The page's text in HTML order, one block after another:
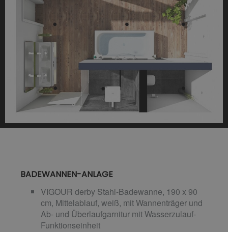
BADEWANNEN-ANLAGE
VIGOUR derby Stahl-Badewanne, 190 x 90
cm, Mittelablauf, weiß, mit Wannenträger und
Ab- und Überlaufgarnitur mit Wasserzulauf-
Funktionseinheit